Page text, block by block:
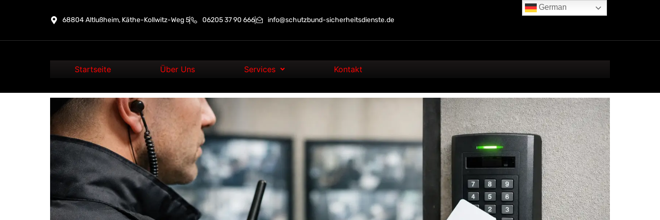
68804 Altlußheim, Käthe-Kollwitz-Weg 5 06205 37 90 666 info@schutzbund-sicherheitsdienste.de
Startseite Über Uns Services Kontakt
German